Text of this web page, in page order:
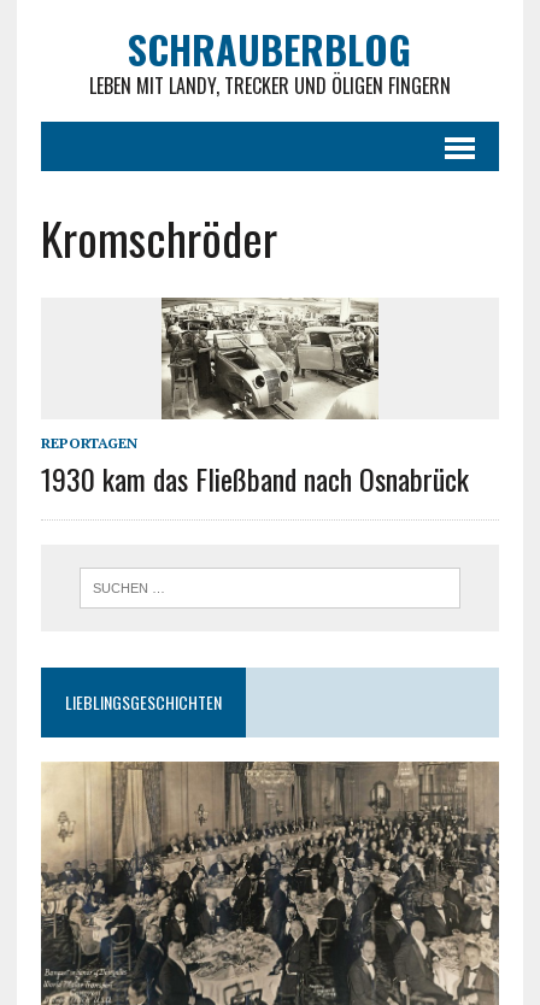
SCHRAUBERBLOG
LEBEN MIT LANDY, TRECKER UND ÖLIGEN FINGERN
Kromschröder
REPORTAGEN
1930 kam das Fließband nach Osnabrück
LIEBLINGSGESCHICHTEN